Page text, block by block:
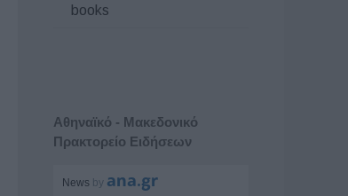
books
Αθηναϊκό - Μακεδονικό
Πρακτορείο Ειδήσεων